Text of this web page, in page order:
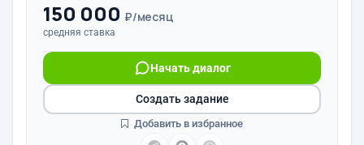
150 000 ₽/месяц
средняя ставка
Начать диалог
Создать задание
Добавить в избранное